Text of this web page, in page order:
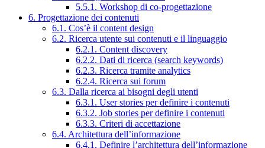
5.5.1. Workshop di co-progettazione
6. Progettazione dei contenuti
6.1. Cos’è il content design
6.2. Ricerca utente sui contenuti e il linguaggio
6.2.1. Content discovery
6.2.2. Dati di ricerca (search keywords)
6.2.3. Ricerca tramite analytics
6.2.4. Ricerca sui forum
6.3. Dalla ricerca ai bisogni degli utenti
6.3.1. User stories per definire i contenuti
6.3.2. Job stories per definire i contenuti
6.3.3. Criteri di accettazione
6.4. Architettura dell’informazione
6.4.1. Definire l’architettura dell’informazione